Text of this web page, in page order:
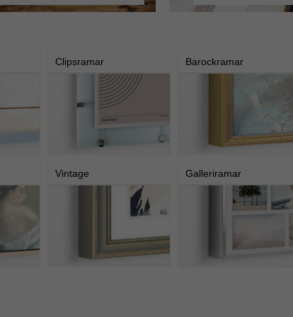
Clipsramar Barockramar
Vintage Galleriramar